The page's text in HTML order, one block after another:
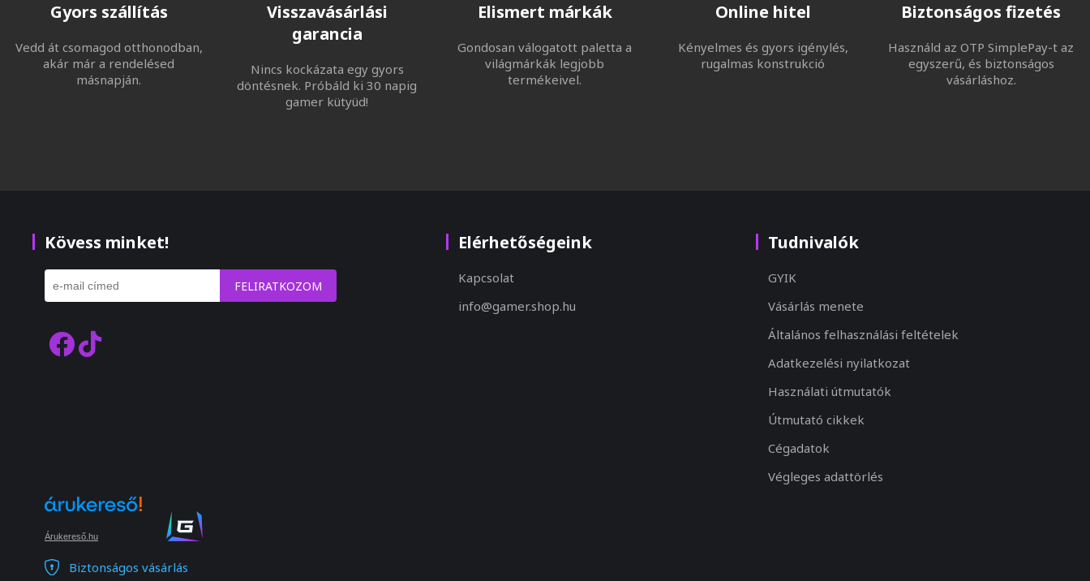
Gyors szállítás
Vedd át csomagod otthonodban,
akár már a rendelésed
másnapján.
Visszavásárlási
garancia
Nincs kockázata egy gyors
döntésnek. Próbáld ki 30 napig
gamer kütyüd!
Elismert márkák
Gondosan válogatott paletta a
világmárkák legjobb
termékeivel.
Online hitel
Kényelmes és gyors igénylés,
rugalmas konstrukció
Biztonságos fizetés
Használd az OTP SimplePay-t az
egyszerű, és biztonságos
vásárláshoz.
Kövess minket!
FELIRATKOZOM
Elérhetőségeink
Kapcsolat
info@gamer.shop.hu
Tudnivalók
GYIK
Vásárlás menete
Általános felhasználási feltételek
Adatkezelési nyilatkozat
Használati útmutatók
Útmutató cikkek
Cégadatok
Végleges adattörlés
Árukereső.hu
Biztonságos vásárlás